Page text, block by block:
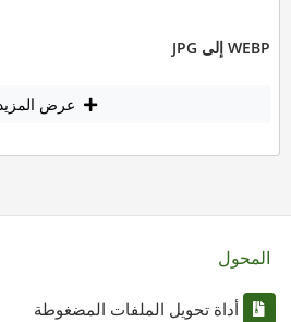
WEBP إلى JPG
عرض المزيد
المحول
أداة تحويل الملفات المضغوطة